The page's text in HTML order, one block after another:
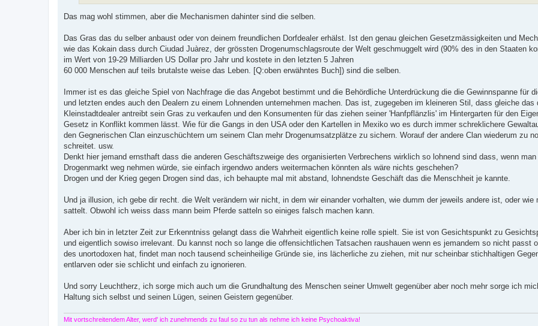
Das mag wohl stimmen, aber die Mechanismen dahinter sind die selben.
Das Gras das du selber anbaust oder von deinem freundlichen Dorfdealer erhälst. Ist den genau gleichen Gesetzmässigkeiten und
wie das Kokain dass durch Ciudad Juàrez, der grössten Drogenumschlagsroute der Welt geschmuggelt wird (90% des in den Staaten
im Wert von 19-29 Milliarden US Dollar pro Jahr und kostete in den letzten 5 Jahren
60 000 Menschen auf teils brutalste weise das Leben. [Q:oben erwähntes Buch]) sind die selben.
Immer ist es das gleiche Spiel von Nachfrage die das Angebot bestimmt und die Behördliche Unterdrückung die die Gewinnspanne für
und letzten endes auch den Dealern zu einem Lohnenden unternehmen machen. Das ist, zugegeben im kleineren Stil, dass gleiche das
Kleinstadtdealer antreibt sein Gras zu verkaufen und den Konsumenten für das ziehen seiner 'Hanfpflänzlis' im Hintergarten für den
Gesetz in Konflikt kommen lässt. Wie für die Gangs in den USA oder den Kartellen in Mexiko wo es durch immer schreklichere
den Gegnerischen Clan einzuschüchtern um seinem Clan mehr Drogenumsatzplätze zu sichern. Worauf der andere Clan wiederum zu
schreitet. usw.
Denkt hier jemand ernsthaft dass die anderen Geschäftszweige des organisierten Verbrechens wirklich so lohnend sind dass, wenn man
Drogenmarkt weg nehmen würde, sie einfach irgendwo anders weitermachen könnten als wäre nichts geschehen?
Drogen und der Krieg gegen Drogen sind das, ich behaupte mal mit abstand, lohnendste Geschäft das die Menschheit je kannte.
Und ja illusion, ich gebe dir recht. die Welt verändern wir nicht, in dem wir einander vorhalten, wie dumm der jeweils andere ist, oder wie
sattelt. Obwohl ich weiss dass mann beim Pferde satteln so einiges falsch machen kann.
Aber ich bin in letzter Zeit zur Erkenntniss gelangt dass die Wahrheit eigentlich keine rolle spielt. Sie ist von Gesichtspunkt zu
und eigentlich sowiso irrelevant. Du kannst noch so lange die offensichtlichen Tatsachen raushauen wenn es jemandem so nicht passt
des unortodoxen hat, findet man noch tausend scheinheilige Gründe sie, ins lächerliche zu ziehen, mit nur scheinbar stichhaltigen
entlarven oder sie schlicht und einfach zu ignorieren.
Und sorry Leuchtherz, ich sorge mich auch um die Grundhaltung des Menschen seiner Umwelt gegenüber aber noch mehr sorge ich
Haltung sich selbst und seinen Lügen, seinen Geistern gegenüber.
Mit vortschreitendem Alter, werd' ich zunehmends zu faul so zu tun als nehme ich keine Psychoaktiva!